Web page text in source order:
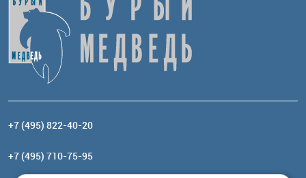
+7 (495) 822-40-20
+7 (495) 710-75-95